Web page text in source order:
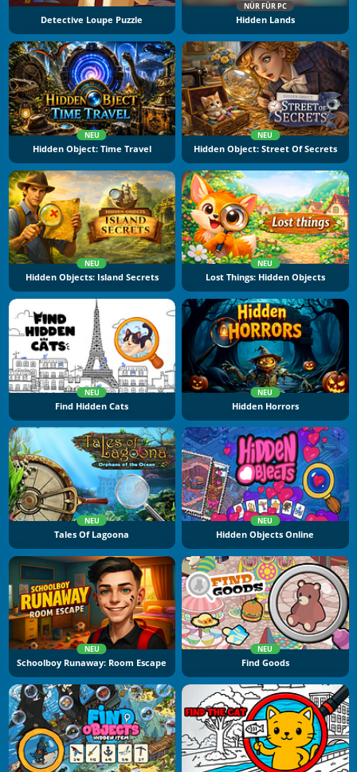
Detective Loupe Puzzle
NÜR FÜR PC
Hidden Lands
NEU
Hidden Object: Time Travel
NEU
Hidden Object: Street Of Secrets
NEU
Hidden Objects: Island Secrets
NEU
Lost Things: Hidden Objects
NEU
Find Hidden Cats
NEU
Hidden Horrors
NEU
Tales Of Lagoona
NEU
Hidden Objects Online
NEU
Schoolboy Runaway: Room Escape
NEU
Find Goods